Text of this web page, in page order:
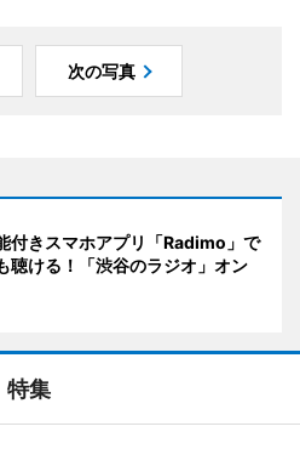
次の写真
付きスマホアプリ「Radimo」で
聴ける！「渋谷のラジオ」オン
特集